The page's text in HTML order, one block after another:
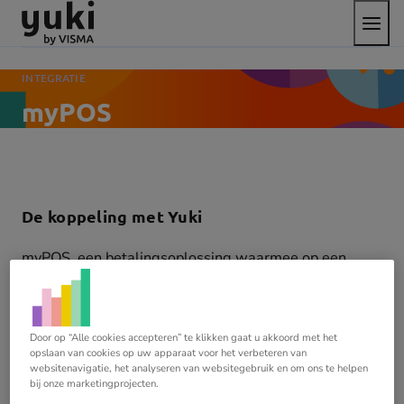
Direct
naar
content
Direct
naar
footer
Ga
naar
homepage
het
menu
myPOS
INTEGRATIE
De koppeling met Yuki
myPOS, een betalingsoplossing waarmee op een
toegankelijke manier toegang wordt geboden tot
kaartbetalingen.De door Duopact ontwikkelde
koppeling met Yuki zorgt ervoor dat alle transacties
inzichtelijk worden in jouw Yuki administratie. Ook al
wordt deze in één keer door myPOS uitgekeerd, jij ziet
de specificaties terug.
Door op “Alle cookies accepteren” te klikken gaat u akkoord met het
opslaan van cookies op uw apparaat voor het verbeteren van
websitenavigatie, het analyseren van websitegebruik en om ons te helpen
bij onze marketingprojecten.